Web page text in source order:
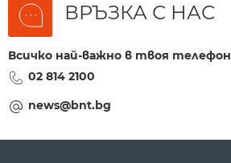
ВРЪЗКА С НАС
Всичко най-важно в твоя телефон
02 814 2100
news@bnt.bg